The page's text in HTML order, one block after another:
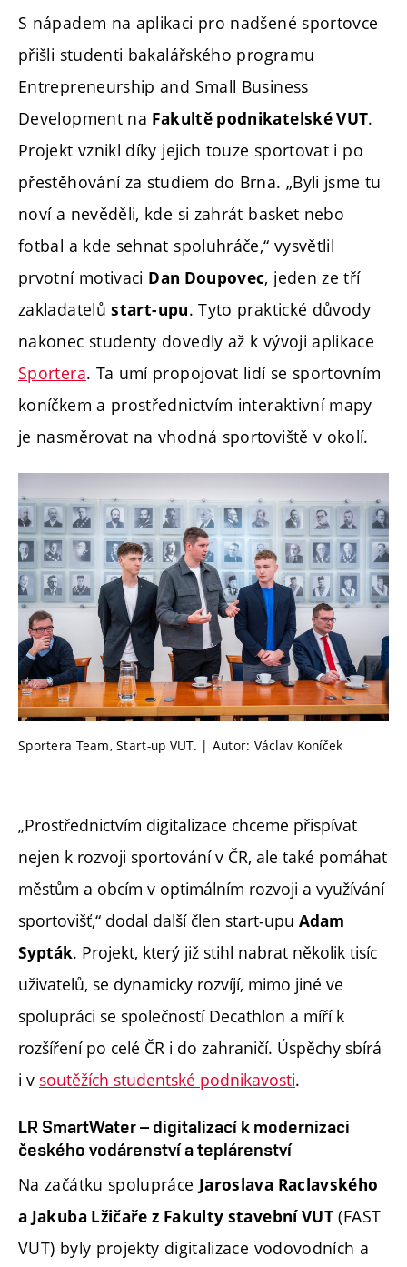
S nápadem na aplikaci pro nadšené sportovce
přišli studenti bakalářského programu
Entrepreneurship and Small Business
Development na Fakultě podnikatelské VUT.
Projekt vznikl díky jejich touze sportovat i po
přestěhování za studiem do Brna. „Byli jsme tu
noví a nevěděli, kde si zahrát basket nebo
fotbal a kde sehnat spoluhráče,“ vysvětlil
prvotní motivaci Dan Doupovec, jeden ze tří
zakladatelů start-upu. Tyto praktické důvody
nakonec studenty dovedly až k vývoji aplikace
Sportera. Ta umí propojovat lidí se sportovním
koníčkem a prostřednictvím interaktivní mapy
je nasměrovat na vhodná sportoviště v okolí.
Sportera Team, Start-up VUT. | Autor: Václav Koníček
„Prostřednictvím digitalizace chceme přispívat
nejen k rozvoji sportování v ČR, ale také pomáhat
městům a obcím v optimálním rozvoji a využívání
sportovišť,“ dodal další člen start-upu Adam
Sypták. Projekt, který již stihl nabrat několik tisíc
uživatelů, se dynamicky rozvíjí, mimo jiné ve
spolupráci se společností Decathlon a míří k
rozšíření po celé ČR i do zahraničí. Úspěchy sbírá
i v soutěžích studentské podnikavosti.
LR SmartWater – digitalizací k modernizaci
českého vodárenství a teplárenství
Na začátku spolupráce Jaroslava Raclavského
a Jakuba Lžičaře z Fakulty stavební VUT (FAST
VUT) byly projekty digitalizace vodovodních a